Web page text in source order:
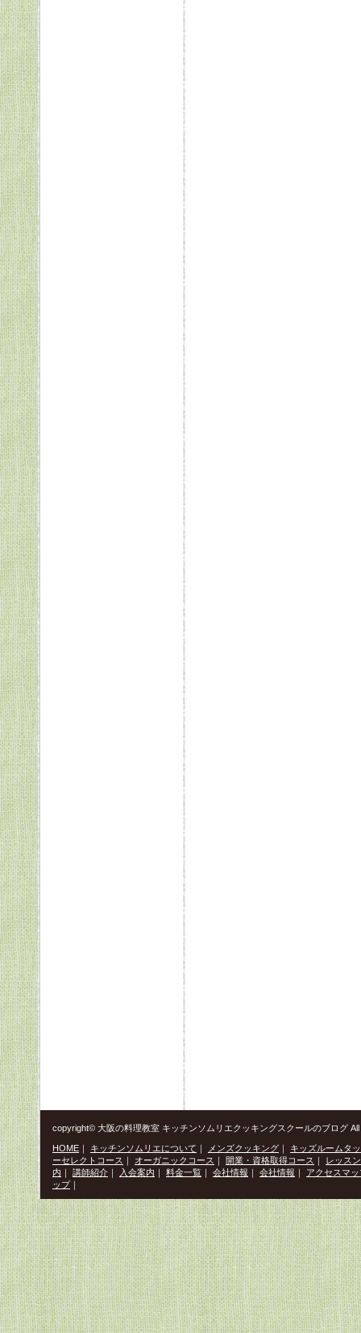
copyright© 大阪の料理教室 キッチンソムリエクッキングスクールのブログ
HOME ｜ キッチンソムリエについて ｜ メンズクッキング ｜
キッズルームタ
ーセレクトコース ｜ オーガニックコース ｜ 開業・資格取得コース ｜
レッス
内 ｜ 講師紹介 ｜ 入会案内 ｜ 料金一覧 ｜ 会社情報 ｜ 会社情報 ｜
アクセスマッ
ップ｜